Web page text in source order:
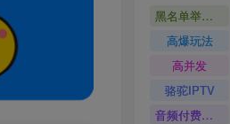
黑名单举报系统源码
高爆玩法
高并发
骆驼IPTV
音频付费订阅系统